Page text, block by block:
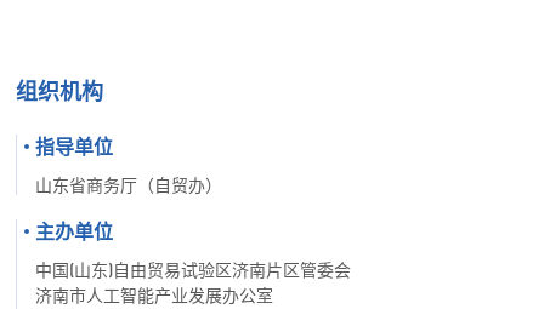
组织机构
指导单位
山东省商务厅（自贸办）
主办单位
中国(山东)自由贸易试验区济南片区管委会
济南市人工智能产业发展办公室
0
1
2
3
0
1
2
3